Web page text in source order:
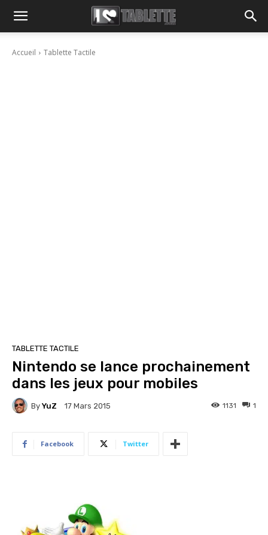
Accueil Tablette Tactile
TABLETTE TACTILE
Nintendo se lance prochainement
dans les jeux pour mobiles
By YuZ 17 Mars 2015 1
1131
Facebook Twitter